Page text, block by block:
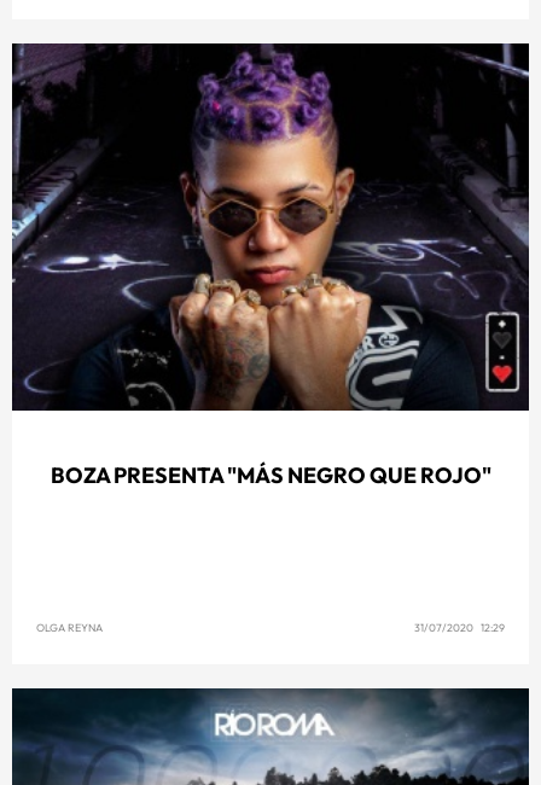
BOZA PRESENTA "MÁS NEGRO QUE ROJO"
OLGA REYNA 31/07/2020 12:29